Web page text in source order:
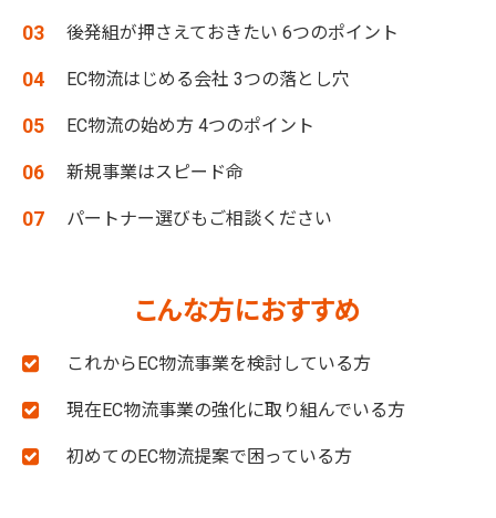
後発組が押さえておきたい 6つのポイント
EC物流はじめる会社 3つの落とし穴
EC物流の始め方 4つのポイント
新規事業はスピード命
パートナー選びもご相談ください
こんな方におすすめ
これからEC物流事業を検討している方
現在EC物流事業の強化に取り組んでいる方
初めてのEC物流提案で困っている方